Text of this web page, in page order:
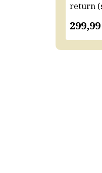
return
299,99